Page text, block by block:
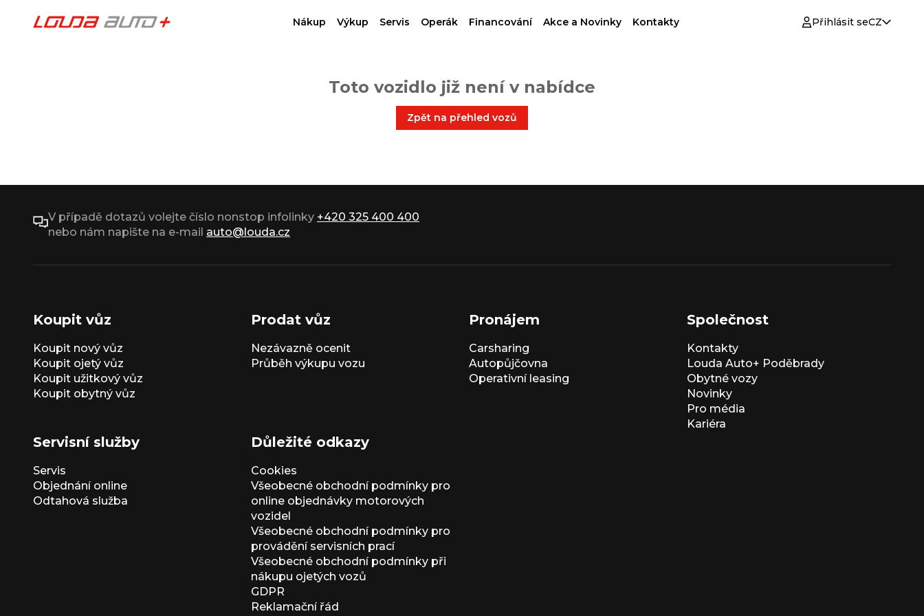
Nákup Výkup Servis Operák Financování Akce a Novinky Kontakty Přihlásit seCZ
Toto vozidlo již není v nabídce
Zpět na přehled vozů
V případě dotazů volejte číslo nonstop infolinky +420 325 400 400
nebo nám napište na e-mail auto@louda.cz
Koupit vůz
Koupit nový vůz
Koupit ojetý vůz
Koupit užitkový vůz
Koupit obytný vůz
Prodat vůz
Nezávazně ocenit
Průběh výkupu vozu
Pronájem
Carsharing
Autopůjčovna
Operativní leasing
Společnost
Kontakty
Louda Auto+ Poděbrady
Obytné vozy
Novinky
Pro média
Kariéra
Servisní služby
Servis
Objednání online
Odtahová služba
Důležité odkazy
Cookies
Všeobecné obchodní podmínky pro
online objednávky motorových
vozidel
Všeobecné obchodní podmínky pro
provádění servisních prací
Všeobecné obchodní podmínky při
nákupu ojetých vozů
GDPR
Reklamační řád